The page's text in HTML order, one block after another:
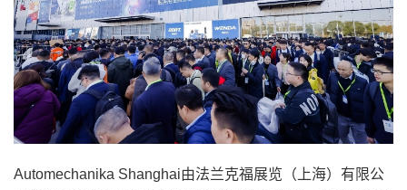
Automechanika Shanghai由法兰克福展览（上海）有限公